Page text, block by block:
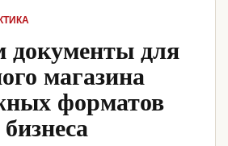
документы для
магазина
форматов
бизнеса